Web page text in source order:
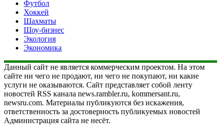
Футбол
Хоккей
Шахматы
Шоу-бизнес
Экология
Экономика
Данный сайт не является коммерческим проектом. На этом
сайте ни чего не продают, ни чего не покупают, ни какие
услуги не оказываются. Сайт представляет собой ленту
новостей RSS канала news.rambler.ru, kommersant.ru,
newsru.com. Материалы публикуются без искажения,
ответственность за достоверность публикуемых новостей
Администрация сайта не несёт.